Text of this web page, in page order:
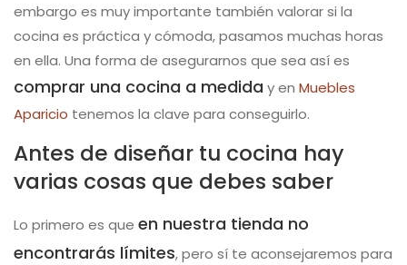
embargo es muy importante también valorar si la
cocina es práctica y cómoda, pasamos muchas horas
en ella. Una forma de asegurarnos que sea así es
comprar una cocina a medida y en Muebles
Aparicio tenemos la clave para conseguirlo.
Antes de diseñar tu cocina hay
varias cosas que debes saber
Lo primero es que en nuestra tienda no
encontrarás límites, pero sí te aconsejaremos para